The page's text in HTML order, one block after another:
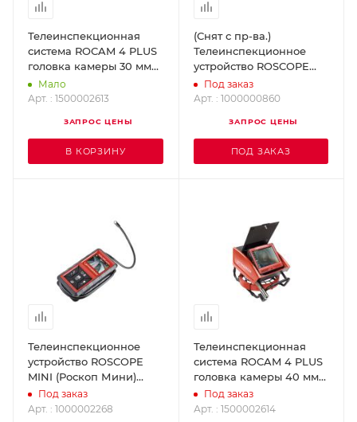
Телеинспекционная
система ROCAM 4 PLUS
головка камеры 30 мм
(длина кабеля 30 м)
ROTHENBERGER
Мало
Арт. : 1500002613
ЗАПРОС ЦЕНЫ
В КОРЗИНУ
(Снят с пр-ва.)
Телеинспекционное
устройство ROSCOPE
i2000 + модуль 25/22 +
модуль TEC
1000000860
Под заказ
Арт. : 1000000860
ЗАПРОС ЦЕНЫ
ПОД ЗАКАЗ
Телеинспекционное
устройство ROSCOPE
MINI (Роскоп Мини)
ROTHENBERGER
1000002268
Под заказ
Арт. : 1000002268
Телеинспекционная
система ROCAM 4 PLUS
головка камеры 40 мм
(длина кабеля 30 м)
ROTHENBERGER
Под заказ
Арт. : 1500002614